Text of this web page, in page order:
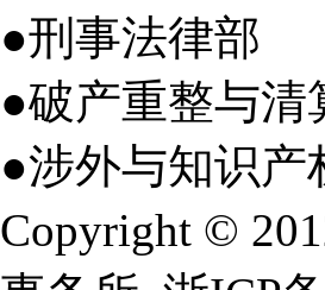
●刑事法律部
●破产重整与清
●涉外与知识产
Copyright ©